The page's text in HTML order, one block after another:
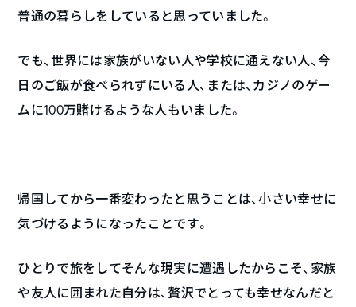
普通の暮らしをしていると思っていました。
でも、世界には家族がいない人や学校に通えない人、今
日のご飯が食べられずにいる人、または、カジノのゲー
ムに100万賭けるような人もいました。
帰国してから一番変わったと思うことは、小さい幸せに
気づけるようになったことです。
ひとりで旅をしてそんな現実に遭遇したからこそ、家族
や友人に囲まれた自分は、贅沢でとっても幸せなんだと